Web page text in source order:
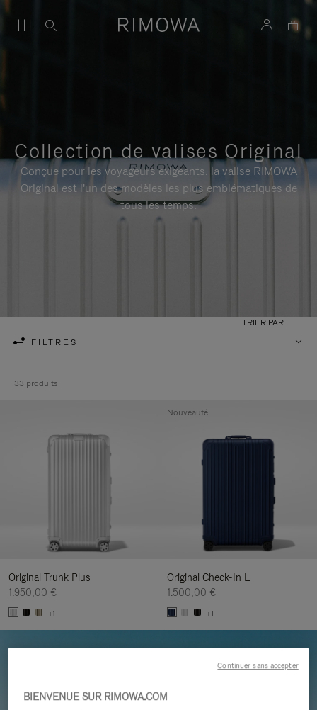
Collection de valises Original
Conçue pour les voyageurs exigeants, la valise RIMOWA
Original est l'un des modèles les plus emblématiques de
tous les temps.
FILTRES
TRIER PAR
33 produits
Original Trunk Plus
1.950,00 €
+1
Original Check-In L
1.500,00 €
+1
Nouveauté
BIENVENUE SUR RIMOWA.COM
Continuer sans accepter